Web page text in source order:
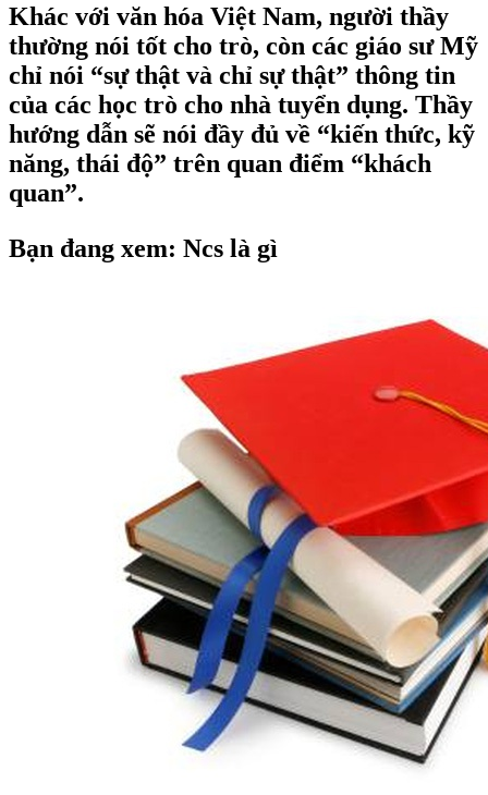
Khác với văn hóa Việt Nam, người thầy
thường nói tốt cho trò, còn các giáo sư Mỹ
chỉ nói “sự thật và chỉ sự thật” thông tin
của các học trò cho nhà tuyển dụng. Thầy
hướng dẫn sẽ nói đầy đủ về “kiến thức, kỹ
năng, thái độ” trên quan điểm “khách
quan”.
Bạn đang xem: Ncs là gì